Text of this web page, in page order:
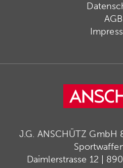
AGB
J.G. ANSCHÜTZ GmbH
Daimlerstrasse 12 |